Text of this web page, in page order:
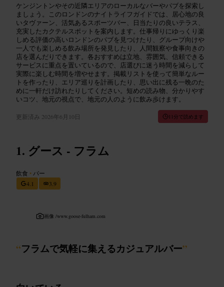
ケンジントンやその近隣エリアのローカルなバーやパブを探索し
ましょう。このロンドンのナイトライフガイドでは、居心地の良
いタヴァーン、活気あるスポーツバー、日当たりの良いテラス、
充実したカクテルスポットを案内します。仕事帰りにゆっくり楽
しめる評価の高いロンドンのパブを見つけたり、グループ向けや
一人でも楽しめる飲み場所を発見したり、人間観察や食事向きの
店を選んだりできます。各おすすめは立地、雰囲気、信頼できる
サービスに重点を置いているので、店選びに迷う時間を減らして
実際に楽しむ時間を増やせます。掲載リストを使って簡単なルー
トを作ったり、エリア巡りを計画したり、思い出に残る一晩のた
めに一軒だけ訪れたりしてください。短めの読み物、分かりやす
いコツ、地元の視点で、地元の人のように飲み歩けます。
更新済み 2026年6月10日 11分で読めます
グース - フラム
飲食 • バー
4.1
3.9
画像 /www.goose-fulham.com
“フラムで気軽に集えるカジュアルバー”